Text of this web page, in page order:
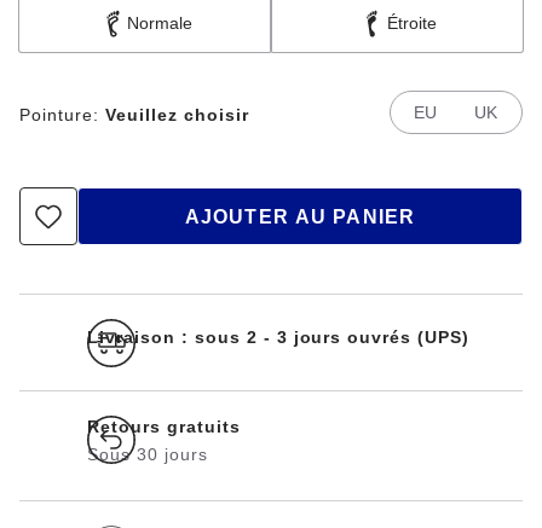
Normale Étroite
Pointure: Veuillez choisir EU UK
AJOUTER AU PANIER
Livraison : sous 2 - 3 jours ouvrés (UPS)
Retours gratuits
Sous 30 jours